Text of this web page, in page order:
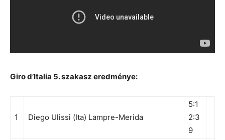
Giro d’Italia 5. szakasz eredménye:
1 Diego Ulissi (Ita) Lampre-Merida
5:1
2:3
9